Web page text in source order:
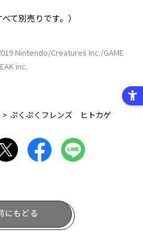
て別売りです。）
Nintendo/Creatures Inc./GAME
inc.
ぷくぷくフレンズ ヒトカゲ
にもどる